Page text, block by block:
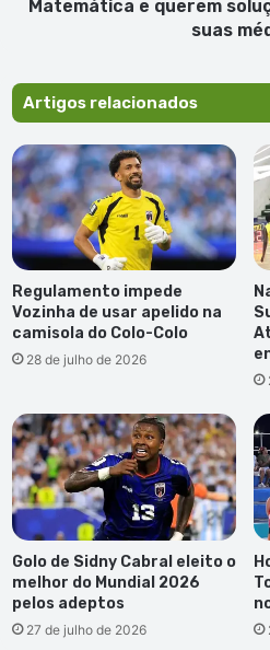
as
suas
Matemática e querem
suas
Artigos relacionados
Regulamento impede
Vozinha de usar apelido na
camisola do Colo-Colo
28 de julho de 2026
Golo de Sidny Cabral eleito o
melhor do Mundial 2026
pelos adeptos
27 de julho de 2026